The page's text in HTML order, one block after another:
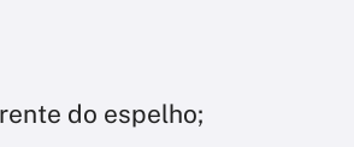
do espelho;